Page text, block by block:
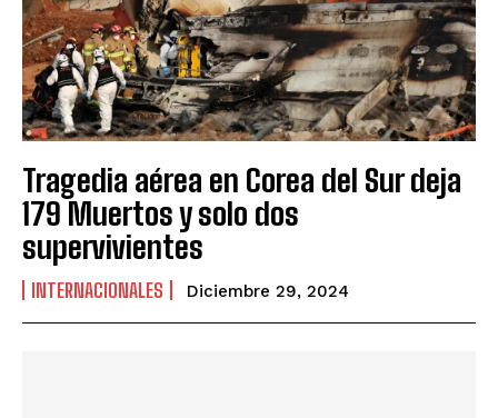
Tragedia aérea en Corea del Sur deja
179 Muertos y solo dos
supervivientes
INTERNACIONALES Diciembre 29, 2024